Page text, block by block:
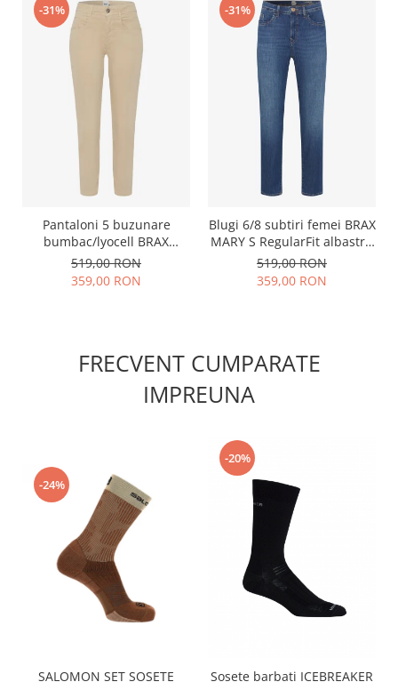
-31%
Pantaloni 5 buzunare
bumbac/lyocell BRAX
SHAKIRA S skinny bej
519,00 RON
359,00 RON
-31%
Blugi 6/8 subtiri femei BRAX
MARY S RegularFit albastru
inchis
519,00 RON
359,00 RON
FRECVENT CUMPARATE
IMPREUNA
-24%
SALOMON SET SOSETE
-20%
Sosete barbati ICEBREAKER